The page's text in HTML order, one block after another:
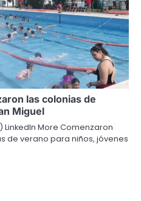
las colonias de
Miguel
LinkedIn More Comenzaron
de verano para niños, jóvenes